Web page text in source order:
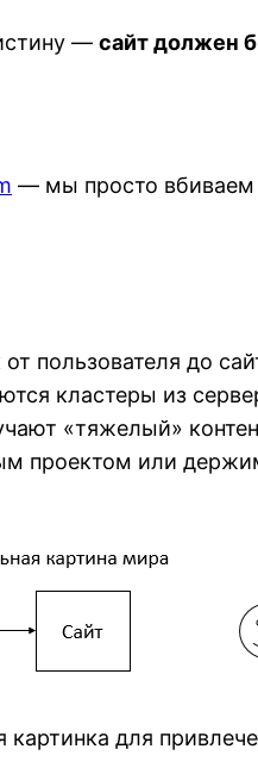
— сайт должен
— мы просто вбиваем
пользователя до
кластеры из
«тяжелый»
проектом или
для